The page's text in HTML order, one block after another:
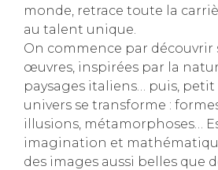
monde, retrace toute la
au talent unique.
On commence par découvrir
œuvres, inspirées par la
paysages italiens… puis, petit
univers se transforme :
illusions, métamorphoses…
imagination et
des images aussi belles que